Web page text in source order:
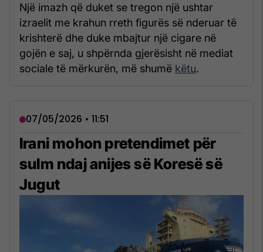
Një imazh që duket se tregon një ushtar
izraelit me krahun rreth figurës së nderuar të
krishterë dhe duke mbajtur një cigare në
gojën e saj, u shpërnda gjerësisht në mediat
sociale të mërkurën, më shumë këtu.
07/05/2026 • 11:51
Irani mohon pretendimet për
sulm ndaj anijes së Koresë së
Jugut